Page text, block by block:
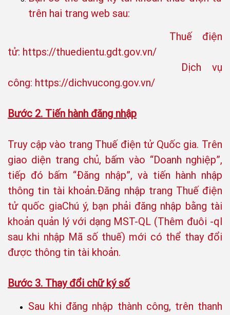
trên hai trang web sau:
Thuế điện
tử: https://thuedientu.gdt.gov.vn/
Dịch vụ
công: https://dichvucong.gov.vn/
Bước 2. Tiến hành đăng nhập
Truy cập vào trang Thuế điện tử Quốc gia. Trên
giao diện trang chủ, bấm vào “Doanh nghiệp”,
tiếp đó bấm “Đăng nhập”, và tiến hành nhập
thông tin tài khoản.Đăng nhập trang Thuế điện
tử quốc giaChú ý, bạn phải đăng nhập bằng tài
khoản quản lý với dạng MST-QL (Thêm đuôi -ql
sau khi nhập Mã số thuế) mới có thể thay đổi
được thông tin tài khoản.
Bước 3. Thay đổi chữ ký số
Sau khi đăng nhập thành công, trên thanh